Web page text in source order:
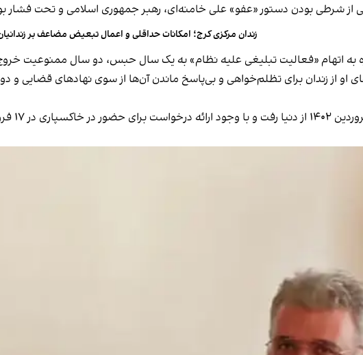
زندان مرکزی کرج؛ امکانات حداقلی و اعمال تبعیض مضاعف بر
او از زندان برای تظلم‌خواهی و بی‌پاسخ ماندن آن‌ها از سوی نهادهای قضایی و